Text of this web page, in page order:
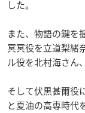
した。
また、物語の鍵を
冥冥役を立道梨緒
ル役を北村海さん
そして伏黒甚爾役
と夏油の高専時代